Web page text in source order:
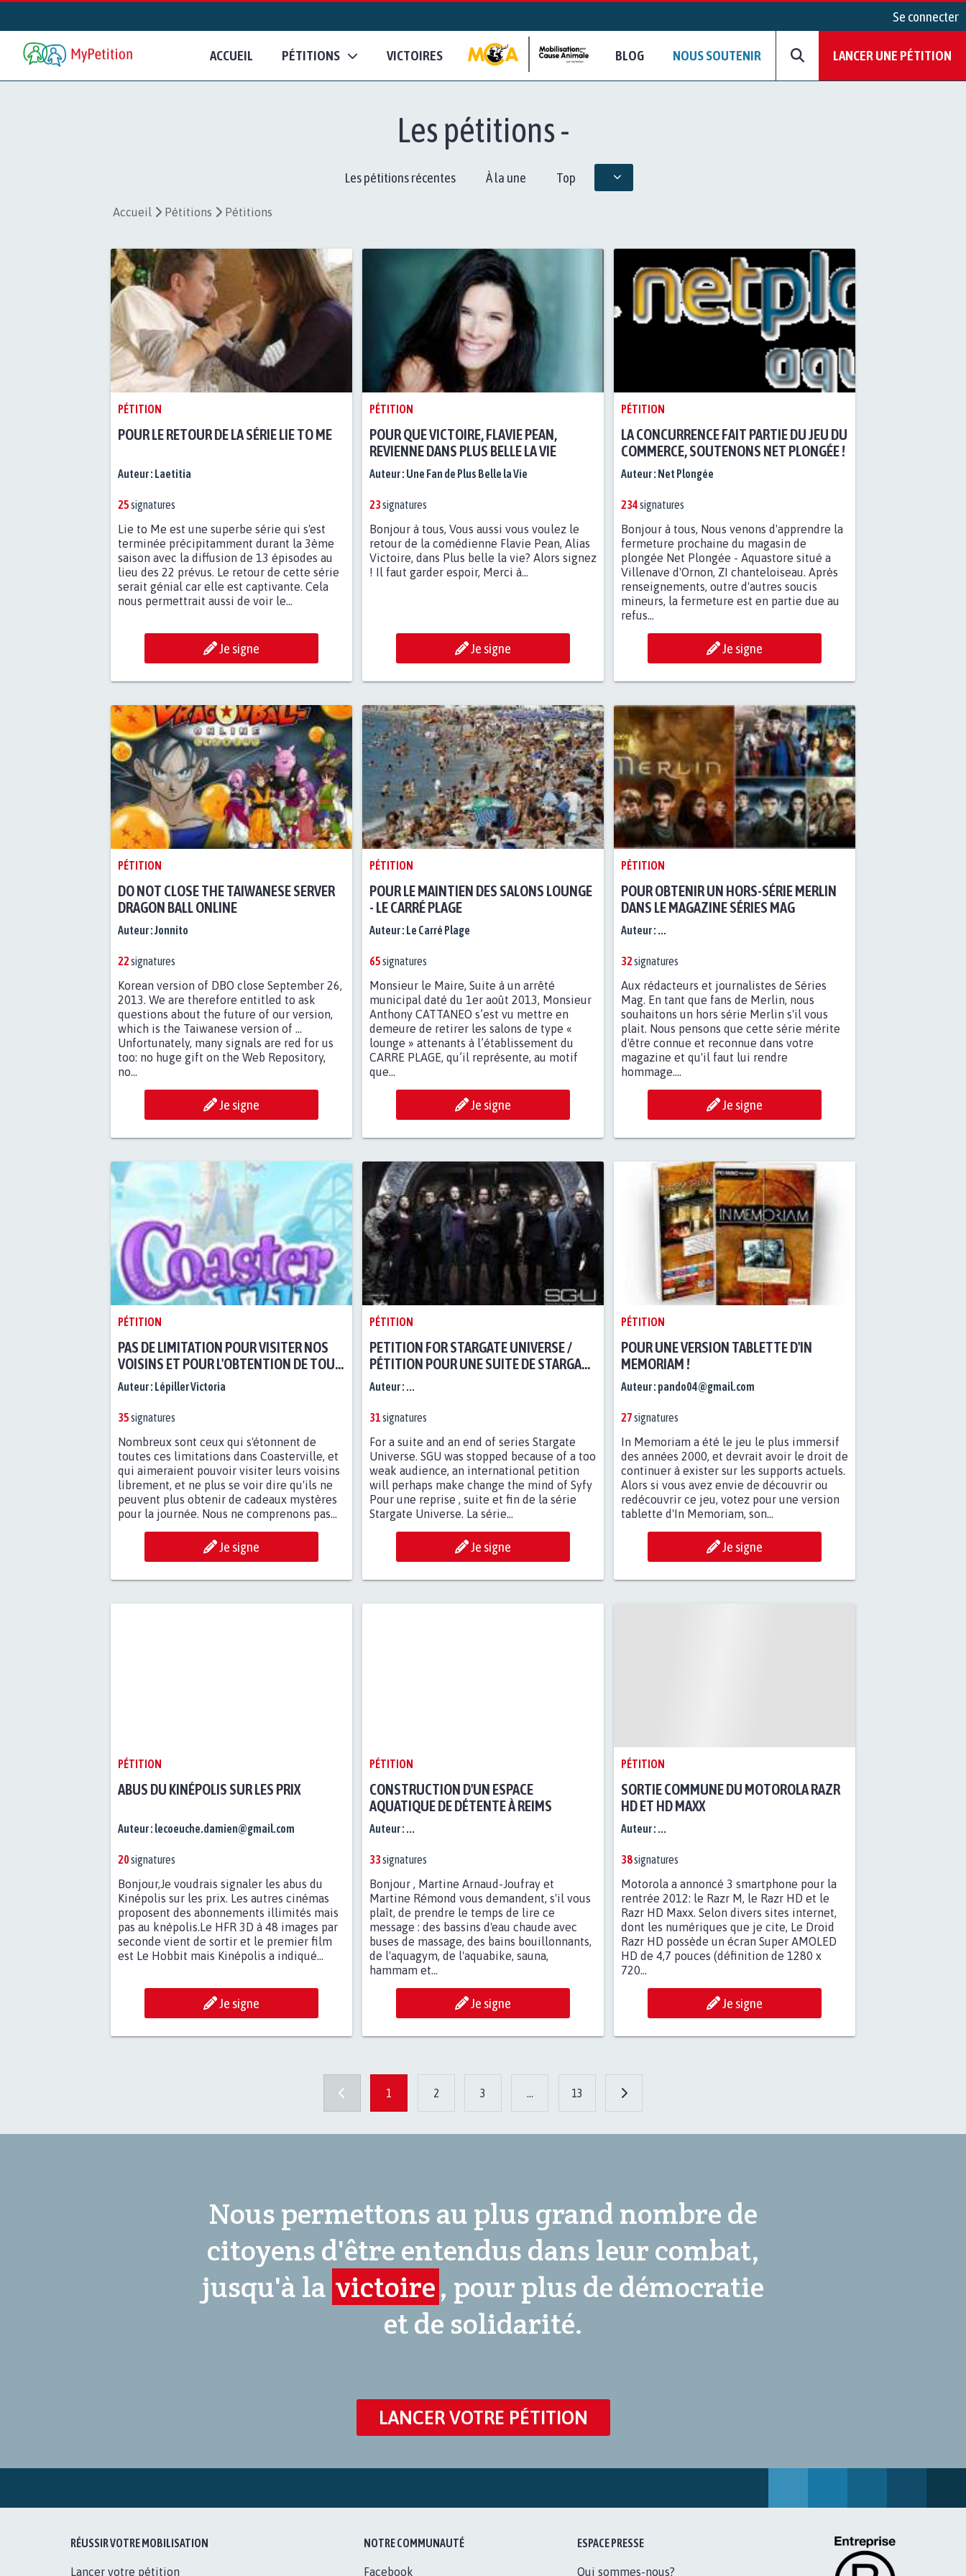
Se connecter
ACCUEIL PÉTITIONS VICTOIRES BLOG NOUS SOUTENIR LANCER UNE PÉTITION
Les pétitions -
Les pétitions récentes À la une Top
Accueil Pétitions Pétitions
PÉTITION
POUR LE RETOUR DE LA SÉRIE LIE TO ME
Auteur : Laetitia
25signatures
Lie to Me est une superbe série qui s'est
terminée précipitamment durant la 3ème
saison avec la diffusion de 13 épisodes au
lieu des 22 prévus. Le retour de cette série
serait génial car elle est captivante. Cela
nous permettrait aussi de voir le...
Je signe
PÉTITION
POUR QUE VICTOIRE, FLAVIE PEAN,
REVIENNE DANS PLUS BELLE LA VIE
Auteur : Une Fan de Plus Belle la Vie
23signatures
Bonjour à tous, Vous aussi vous voulez le
retour de la comédienne Flavie Pean, Alias
Victoire, dans Plus belle la vie? Alors signez
! Il faut garder espoir, Merci à...
Je signe
PÉTITION
LA CONCURRENCE FAIT PARTIE DU JEU DU
COMMERCE, SOUTENONS NET PLONGÉE !
Auteur : Net Plongée
234signatures
Bonjour à tous, Nous venons d'apprendre la
fermeture prochaine du magasin de
plongée Net Plongée - Aquastore situé a
Villenave d'Ornon, ZI chanteloiseau. Après
renseignements, outre d'autres soucis
mineurs, la fermeture est en partie due au
refus...
Je signe
PÉTITION
DO NOT CLOSE THE TAIWANESE SERVER
DRAGON BALL ONLINE
Auteur :Jonnito
22signatures
Korean version of DBO close September 26,
2013. We are therefore entitled to ask
questions about the future of our version,
which is the Taiwanese version of ...
Unfortunately, many signals are red for us
too: no huge gift on the Web Repository,
no...
Je signe
PÉTITION
POUR LE MAINTIEN DES SALONS LOUNGE
- LE CARRÉ PLAGE
Auteur : Le Carré Plage
65signatures
Monsieur le Maire, Suite à un arrêté
municipal daté du 1er août 2013, Monsieur
Anthony CATTANEO s’est vu mettre en
demeure de retirer les salons de type «
lounge » attenants à l’établissement du
CARRE PLAGE, qu’il représente, au motif
que...
Je signe
PÉTITION
POUR OBTENIR UN HORS-SÉRIE MERLIN
DANS LE MAGAZINE SÉRIES MAG
Auteur : ...
32signatures
Aux rédacteurs et journalistes de Séries
Mag. En tant que fans de Merlin, nous
souhaitons un hors série Merlin s'il vous
plait. Nous pensons que cette série mérite
d'être connue et reconnue dans votre
magazine et qu'il faut lui rendre
hommage....
Je signe
PÉTITION
PAS DE LIMITATION POUR VISITER NOS
VOISINS ET POUR L'OBTENTION DE TOUS
NOS CADEAUX MYSTÈRES.
Auteur : Lépiller Victoria
35signatures
Nombreux sont ceux qui s'étonnent de
toutes ces limitations dans Coasterville, et
qui aimeraient pouvoir visiter leurs voisins
librement, et ne plus se voir dire qu'ils ne
peuvent plus obtenir de cadeaux mystères
pour la journée. Nous ne comprenons pas...
Je signe
PÉTITION
PETITION FOR STARGATE UNIVERSE /
PÉTITION POUR UNE SUITE DE STARGATE
UNIVERSE / ДЛЯ
ПРОДОЛЖЕНИЕ И КОНЕЦ
Auteur : ...
31signatures
For a suite and an end of series Stargate
Universe. SGU was stopped because of a too
weak audience, an international petition
will perhaps make change the mind of Syfy
Pour une reprise , suite et fin de la série
Stargate Universe. La série...
Je signe
PÉTITION
POUR UNE VERSION TABLETTE D'IN
MEMORIAM !
Auteur : pando04@gmail.com
27signatures
In Memoriam a été le jeu le plus immersif
des années 2000, et devrait avoir le droit de
continuer à exister sur les supports actuels.
Alors si vous avez envie de découvrir ou
redécouvrir ce jeu, votez pour une version
tablette d'In Memoriam, son...
Je signe
PÉTITION
ABUS DU KINÉPOLIS SUR LES PRIX
Auteur : lecoeuche.damien@gmail.com
20signatures
Bonjour,Je voudrais signaler les abus du
Kinépolis sur les prix. Les autres cinémas
proposent des abonnements illimités mais
pas au knépolis.Le HFR 3D à 48 images par
seconde vient de sortir et le premier film
est Le Hobbit mais Kinépolis a indiqué...
Je signe
PÉTITION
CONSTRUCTION D'UN ESPACE
AQUATIQUE DE DÉTENTE À REIMS
Auteur : ...
33signatures
Bonjour , Martine Arnaud-Joufray et
Martine Rémond vous demandent, s'il vous
plaît, de prendre le temps de lire ce
message : des bassins d'eau chaude avec
buses de massage, des bains bouillonnants,
de l'aquagym, de l'aquabike, sauna,
hammam et...
Je signe
PÉTITION
SORTIE COMMUNE DU MOTOROLA RAZR
HD ET HD MAXX
Auteur : ...
38signatures
Motorola a annoncé 3 smartphone pour la
rentrée 2012: le Razr M, le Razr HD et le
Razr HD Maxx. Selon divers sites internet,
dont les numériques que je cite, Le Droid
Razr HD possède un écran Super AMOLED
HD de 4,7 pouces (définition de 1280 x
720...
Je signe
1 2 3 ... 13
Nous permettons au plus grand nombre de
citoyens d'être entendus dans leur combat,
jusqu'à la victoire, pour plus de démocratie
et de solidarité.
LANCER VOTRE PÉTITION
RÉUSSIR VOTRE MOBILISATION
Lancer votre pétition
NOTRE COMMUNAUTÉ
Facebook
ESPACE PRESSE
Qui sommes-nous?